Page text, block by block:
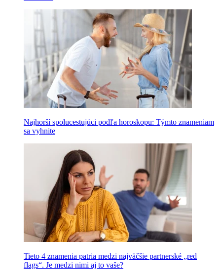
Najhorší spolucestujúci podľa horoskopu: Týmto znameniam
sa vyhnite
Tieto 4 znamenia patria medzi najväčšie partnerské „red
flags“. Je medzi nimi aj to vaše?